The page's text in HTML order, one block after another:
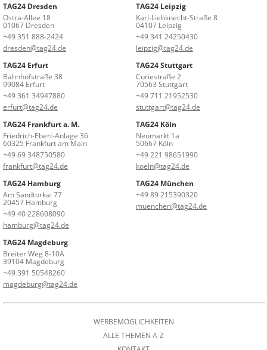
TAG24 Dresden
Ostra-Allee 18
01067 Dresden
+49 351 888-2424
dresden@tag24.de
TAG24 Leipzig
Karl-Liebknecht-Straße 8
04107 Leipzig
+49 341 24250430
leipzig@tag24.de
TAG24 Erfurt
Bahnhofstraße 38
99084 Erfurt
+49 361 34947880
erfurt@tag24.de
TAG24 Stuttgart
Curiestraße 2
70563 Stuttgart
+49 711 21952530
stuttgart@tag24.de
TAG24 Frankfurt a. M.
Friedrich-Ebert-Anlage 36
60325 Frankfurt am Main
+49 69 348750580
frankfurt@tag24.de
TAG24 Köln
Neumarkt 1a
50667 Köln
+49 221 98651990
koeln@tag24.de
TAG24 Hamburg
Am Sandtorkai 77
20457 Hamburg
+49 40 228608090
hamburg@tag24.de
TAG24 München
+49 89 215390320
muenchen@tag24.de
TAG24 Magdeburg
Breiter Weg 8-10A
39104 Magdeburg
+49 391 50548260
magdeburg@tag24.de
WERBEMÖGLICHKEITEN
ALLE THEMEN A-Z